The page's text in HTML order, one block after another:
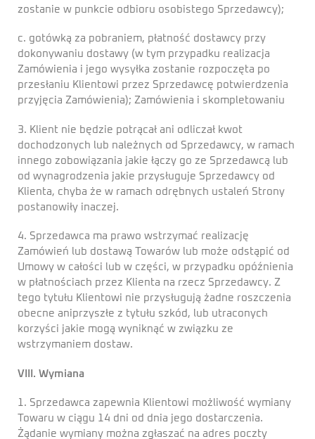
zostanie w punkcie odbioru osobistego Sprzedawcy);
c. gotówką za pobraniem, płatność dostawcy przy
dokonywaniu dostawy (w tym przypadku realizacja
Zamówienia i jego wysyłka zostanie rozpoczęta po
przesłaniu Klientowi przez Sprzedawcę potwierdzenia
przyjęcia Zamówienia); Zamówienia i skompletowaniu
3. Klient nie będzie potrącał ani odliczał kwot
dochodzonych lub należnych od Sprzedawcy, w ramach
innego zobowiązania jakie łączy go ze Sprzedawcą lub
od wynagrodzenia jakie przysługuje Sprzedawcy od
Klienta, chyba że w ramach odrębnych ustaleń Strony
postanowiły inaczej.
4. Sprzedawca ma prawo wstrzymać realizację
Zamówień lub dostawą Towarów lub może odstąpić od
Umowy w całości lub w części, w przypadku opóźnienia
w płatnościach przez Klienta na rzecz Sprzedawcy. Z
tego tytułu Klientowi nie przysługują żadne roszczenia
obecne aniprzyszłe z tytułu szkód, lub utraconych
korzyści jakie mogą wyniknąć w związku ze
wstrzymaniem dostaw.
VIII. Wymiana
1. Sprzedawca zapewnia Klientowi możliwość wymiany
Towaru w ciągu 14 dni od dnia jego dostarczenia.
Żądanie wymiany można zgłaszać na adres poczty